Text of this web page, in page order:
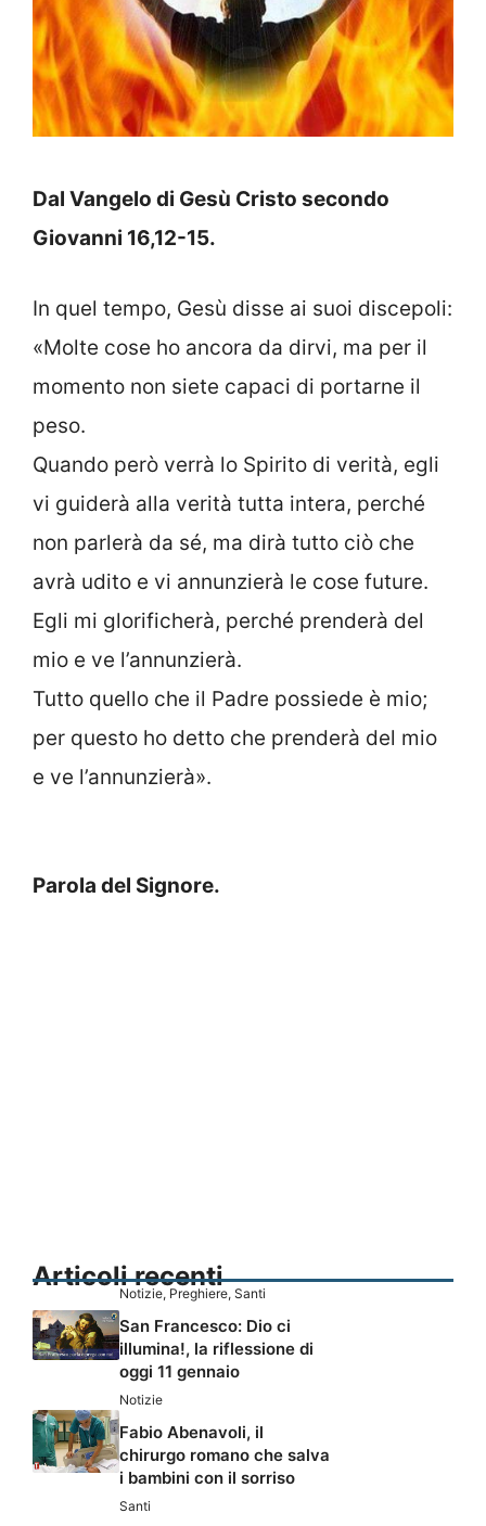
Dal Vangelo di Gesù Cristo secondo
Giovanni 16,12-15.
In quel tempo, Gesù disse ai suoi discepoli:
«Molte cose ho ancora da dirvi, ma per il
momento non siete capaci di portarne il
peso.
Quando però verrà lo Spirito di verità, egli
vi guiderà alla verità tutta intera, perché
non parlerà da sé, ma dirà tutto ciò che
avrà udito e vi annunzierà le cose future.
Egli mi glorificherà, perché prenderà del
mio e ve l’annunzierà.
Tutto quello che il Padre possiede è mio;
per questo ho detto che prenderà del mio
e ve l’annunzierà».
Parola del Signore.
Articoli recenti
Notizie, Preghiere, Santi
San Francesco: Dio ci
illumina!, la riflessione di
oggi 11 gennaio
Notizie
Fabio Abenavoli, il
chirurgo romano che salva
i bambini con il sorriso
Santi